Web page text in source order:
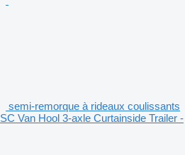
semi-remorque à rideaux coulissants
Van Hool 3-axle Curtainside Trailer -